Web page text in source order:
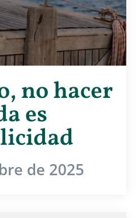
no hacer
es
de 2025